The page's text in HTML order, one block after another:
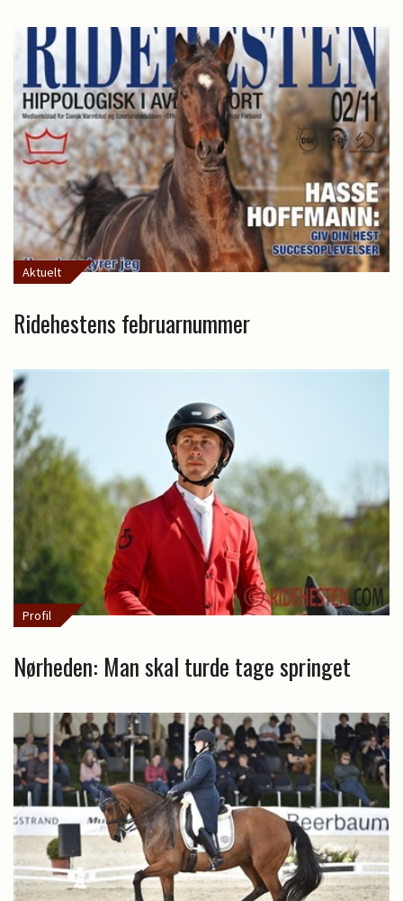
Aktuelt
Ridehestens februarnummer
Profil
Nørheden: Man skal turde tage springet